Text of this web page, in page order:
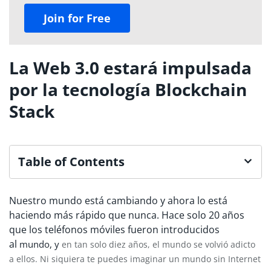
Join for Free
La Web 3.0 estará impulsada
por la tecnología Blockchain
Stack
Table of Contents
Nuestro mundo está cambiando y ahora lo está
haciendo más rápido que nunca. Hace solo 20 años
que los teléfonos móviles fueron introducidos
al mundo, y en tan solo diez años, el mundo se volvió adicto
a ellos. Ni siquiera te puedes imaginar un mundo sin Internet